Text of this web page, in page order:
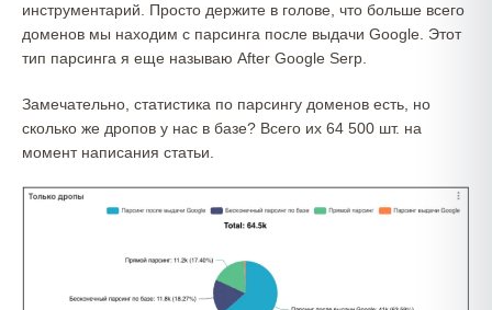
инструментарий. Просто держите в голове, что больше всего
доменов мы находим с парсинга после выдачи Google. Этот
тип парсинга я еще называю After Google Serp.
Замечательно, статистика по парсингу доменов есть, но
сколько же дропов у нас в базе? Всего их 64 500 шт. на
момент написания статьи.